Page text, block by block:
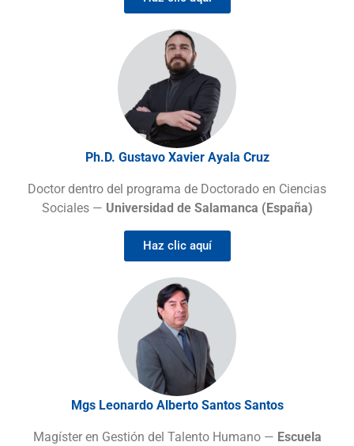
Ph.D. Gustavo Xavier Ayala Cruz
Doctor dentro del programa de Doctorado en Ciencias
Sociales — Universidad de Salamanca (España)
Haz clic aquí
Mgs Leonardo Alberto Santos Santos
Magíster en Gestión del Talento Humano — Escuela